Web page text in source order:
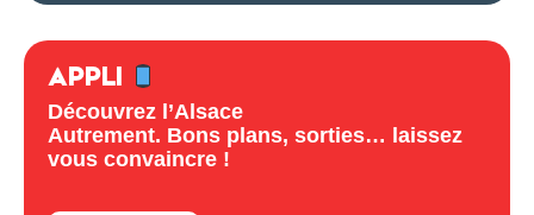
APPLI
Découvrez l’Alsace
Autrement. Bons plans, sorties… laissez
vous convaincre !